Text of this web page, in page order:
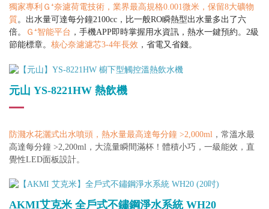
獨家專利Ｇ⁺奈濾荷電技術，業界最高規格0.001微米，保留8大礦物
質。 出水量可達每分鐘2100cc，比一般RO瞬熱型出水量多出了六
倍。
Ｇ⁺智能平台 ，手機APP即時掌握用水資訊，熱水一鍵預約。 2級
節能標章。 核心奈濾濾芯3-4年長效 ，省電又省錢。
元山 YS-8221HW 熱飲機
防濺水花灑式出水噴頭，熱水量最高達每分鐘 >2,000ml ，常溫水最
高達每分鐘 >2,200ml，大流量瞬間滿杯！體積小巧，一級能效，直
覺性LED面板設計。
AKMI艾克米 全戶式不鏽鋼淨水系統 WH20